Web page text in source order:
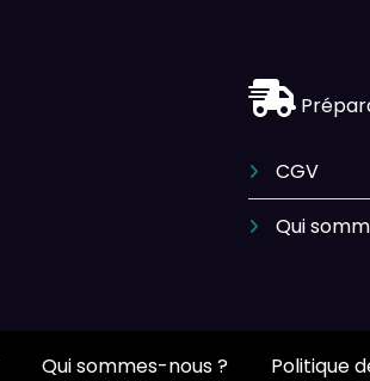
CGV
Qui
Qui sommes-nous ? Politique